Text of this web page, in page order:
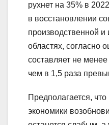
рухнет на 35% в
в восстановлении
производственной и
областях, согласно
составляет не
чем в 1,5 раза
Предполагается, что
экономики